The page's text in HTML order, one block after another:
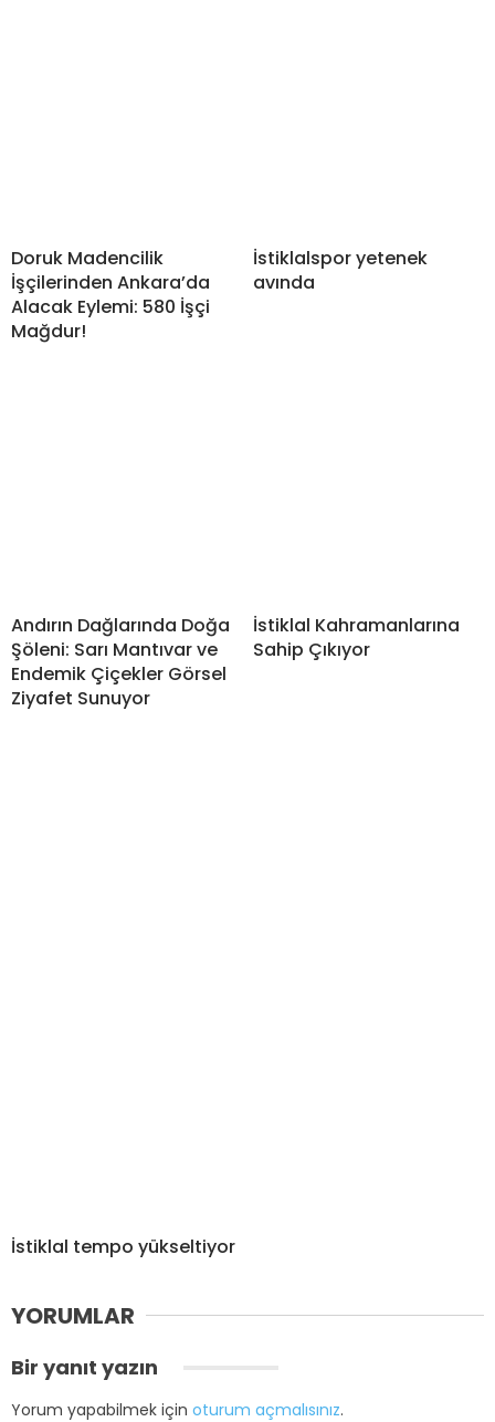
Doruk Madencilik
İşçilerinden Ankara’da
Alacak Eylemi: 580 İşçi
Mağdur!
İstiklalspor yetenek
avında
Andırın Dağlarında Doğa
Şöleni: Sarı Mantıvar ve
Endemik Çiçekler Görsel
Ziyafet Sunuyor
İstiklal Kahramanlarına
Sahip Çıkıyor
İstiklal tempo yükseltiyor
YORUMLAR
Bir yanıt yazın
Yorum yapabilmek için oturum açmalısınız.